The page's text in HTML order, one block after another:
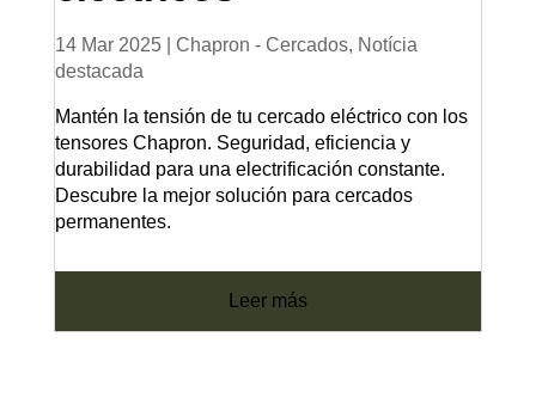
14 Mar 2025| Chapron - Cercados, Notícia
destacada
Mantén la tensión de tu cercado eléctrico con los
tensores Chapron. Seguridad, eficiencia y
durabilidad para una electrificación constante.
Descubre la mejor solución para cercados
permanentes.
leer más